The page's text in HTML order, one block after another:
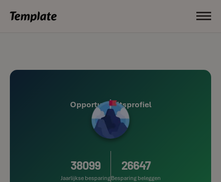
Opportuniteitsprofiel
38099
Jaarlijkse besparing
26647
Besparing beleggen